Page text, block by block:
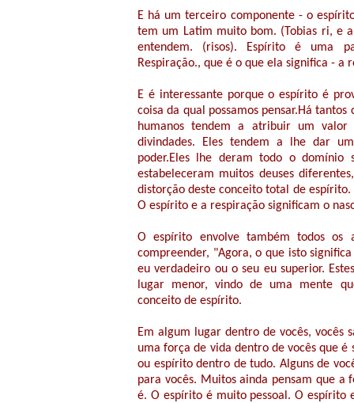
E há um terceiro componente - o
tem um Latim muito bom. (Tobias ri, e a
entendem. (risos). Espírito é uma
Respiração., que é o que ela significa - a
E é interessante porque o espírito é
coisa da qual possamos pensar.Há
humanos tendem a atribuir um valor
divindades. Eles tendem a lhe dar
poder.Eles lhe deram todo o domínio
estabeleceram muitos deuses
distorção deste conceito total de
O espírito e a respiração significam o
O espírito envolve também todos
compreender, "Agora, o que isto
eu verdadeiro ou o seu eu superior.
lugar menor, vindo de uma mente
conceito de espírito.
Em algum lugar dentro de vocês, vocês
uma força de vida dentro de vocês que é
ou espírito dentro de tudo. Alguns de
para vocês. Muitos ainda pensam que
é. O espírito é muito pessoal. O espírito